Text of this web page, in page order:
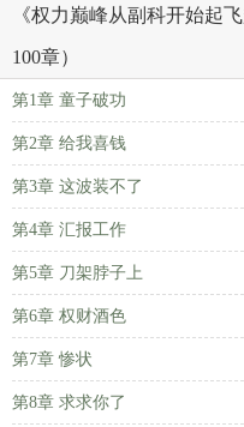
《权力巅峰从副科开始起
100章）
第1章 童子破功
第2章 给我喜钱
第3章 这波装不了
第4章 汇报工作
第5章 刀架脖子上
第6章 权财酒色
第7章 惨状
第8章 求求你了